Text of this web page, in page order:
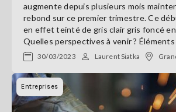
augmente depuis plusieurs mois
rebond sur ce premier trimestre. Ce
en effet teinté de gris clair gris foncé
Quelles perspectives à venir ?
30/03/2023 Laurent Siatka
Entreprises